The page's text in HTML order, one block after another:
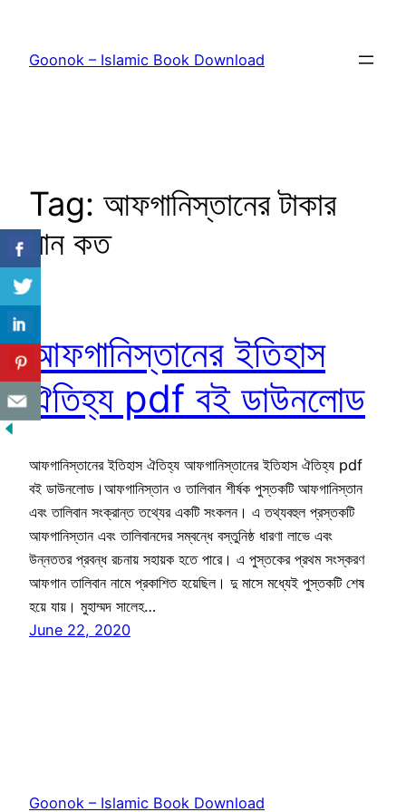
content
Goonok – Islamic Book Download
Tag: আফগানিস্তানের টাকার
মান কত
আফগানিস্তানের ইতিহাস
ঐতিহ্য pdf বই ডাউনলোড
আফগানিস্তানের ইতিহাস ঐতিহ্য আফগানিস্তানের ইতিহাস ঐতিহ্য pdf
বই ডাউনলোড।আফগানিস্তান ও তালিবান শীর্ষক পুস্তকটি আফগানিস্তান
এবং তালিবান সংক্রান্ত তথ্যের একটি সংকলন। এ তথ্যবহুল প্রস্তকটি
আফগানিস্তান এবং তালিবানদের সম্বন্ধে বস্তুনিষ্ঠ ধারণা লাভে এবং
উন্নততর প্রবন্ধ রচনায় সহায়ক হতে পারে। এ পুস্তকের প্রথম সংস্করণ
আফগান তালিবান নামে প্রকাশিত হয়েছিল। দু মাসে মধ্যেই পুস্তকটি শেষ
হয়ে যায়। মুহাম্মদ সালেহ…
June 22, 2020
Goonok – Islamic Book Download